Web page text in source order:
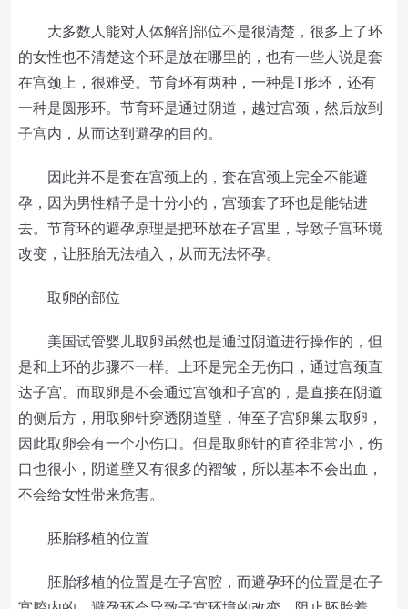
大多数人能对人体解剖部位不是很清楚，很多上了环
的女性也不清楚这个环是放在哪里的，也有一些人说是套
在宫颈上，很难受。节育环有两种，一种是T形环，还有
一种是圆形环。节育环是通过阴道，越过宫颈，然后放到
子宫内，从而达到避孕的目的。
因此并不是套在宫颈上的，套在宫颈上完全不能避
孕，因为男性精子是十分小的，宫颈套了环也是能钻进
去。节育环的避孕原理是把环放在子宫里，导致子宫环境
改变，让胚胎无法植入，从而无法怀孕。
取卵的部位
美国试管婴儿取卵虽然也是通过阴道进行操作的，但
是和上环的步骤不一样。上环是完全无伤口，通过宫颈直
达子宫。而取卵是不会通过宫颈和子宫的，是直接在阴道
的侧后方，用取卵针穿透阴道壁，伸至子宫卵巢去取卵，
因此取卵会有一个小伤口。但是取卵针的直径非常小，伤
口也很小，阴道壁又有很多的褶皱，所以基本不会出血，
不会给女性带来危害。
胚胎移植的位置
胚胎移植的位置是在子宫腔，而避孕环的位置是在子